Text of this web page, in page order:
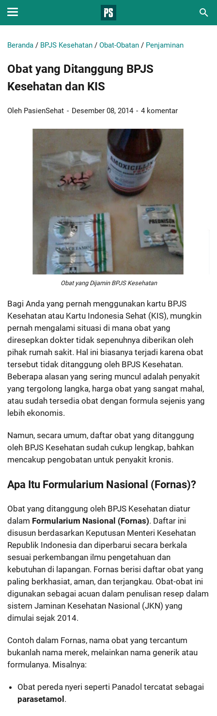
Beranda / BPJS Kesehatan / Obat-Obatan / Penjaminan
Obat yang Ditanggung BPJS
Kesehatan dan KIS
Oleh PasienSehat Desember 08, 2014 4 komentar
Obat yang Dijamin BPJS Kesehatan
Bagi Anda yang pernah menggunakan kartu BPJS
Kesehatan atau Kartu Indonesia Sehat (KIS), mungkin
pernah mengalami situasi di mana obat yang
diresepkan dokter tidak sepenuhnya diberikan oleh
pihak rumah sakit. Hal ini biasanya terjadi karena obat
tersebut tidak ditanggung oleh BPJS Kesehatan.
Beberapa alasan yang sering muncul adalah penyakit
yang tergolong langka, harga obat yang sangat mahal,
atau sudah tersedia obat dengan formula sejenis yang
lebih ekonomis.
Namun, secara umum, daftar obat yang ditanggung
oleh BPJS Kesehatan sudah cukup lengkap, bahkan
mencakup pengobatan untuk penyakit kronis.
Apa Itu Formularium Nasional (Fornas)?
Obat yang ditanggung oleh BPJS Kesehatan diatur
dalam Formularium Nasional (Fornas). Daftar ini
disusun berdasarkan Keputusan Menteri Kesehatan
Republik Indonesia dan diperbarui secara berkala
sesuai perkembangan ilmu pengetahuan dan
kebutuhan di lapangan. Fornas berisi daftar obat yang
paling berkhasiat, aman, dan terjangkau. Obat-obat ini
digunakan sebagai acuan dalam penulisan resep dalam
sistem Jaminan Kesehatan Nasional (JKN) yang
dimulai sejak 2014.
Contoh dalam Fornas, nama obat yang tercantum
bukanlah nama merek, melainkan nama generik atau
formulanya. Misalnya:
Obat pereda nyeri seperti Panadol tercatat sebagai
parasetamol .